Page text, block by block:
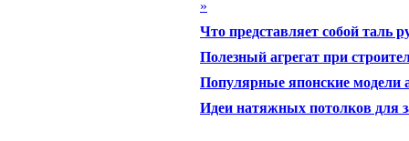
»
Что представляет собой таль
Полезный агрегат при
Популярные японские модели
Идеи натяжных потолков для